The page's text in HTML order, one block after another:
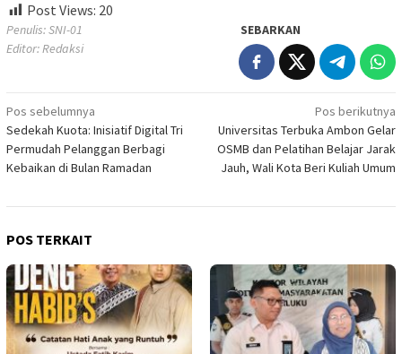
Post Views: 20
Penulis: SNI-01
Editor: Redaksi
SEBARKAN
Navigasi
pos
Pos sebelumnya
Sedekah Kuota: Inisiatif Digital Tri
Permudah Pelanggan Berbagi
Kebaikan di Bulan Ramadan
Pos berikutnya
Universitas Terbuka Ambon Gelar
OSMB dan Pelatihan Belajar Jarak
Jauh, Wali Kota Beri Kuliah Umum
POS TERKAIT